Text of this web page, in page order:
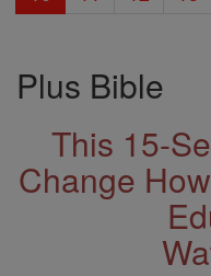
Plus Bible
This 15-
Change